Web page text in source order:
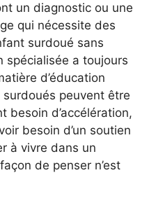
un diagnostic ou une
qui nécessite des
surdoué sans
spécialisée a toujours
d’éducation
peuvent être
besoin d’accélération,
besoin d’un soutien
à vivre dans un
de penser n’est